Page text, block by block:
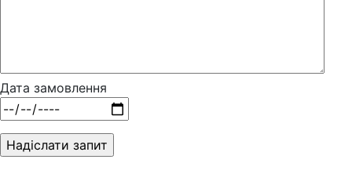
Дата замовлення